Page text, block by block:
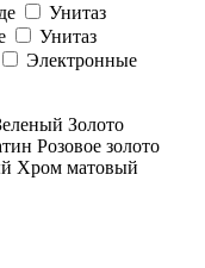
Унитаз
Унитаз
Электронные
Золото
Розовое золото
Хром матовый